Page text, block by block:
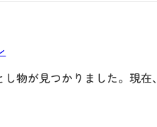
物が見つかりました。現